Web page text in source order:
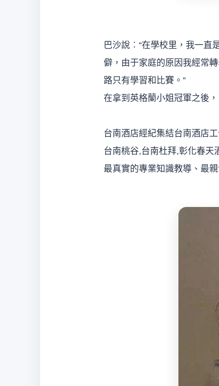
巴沙說︰“在學校里，我一直
僻，由于家庭的原因我經常
路只有學習和比賽。”
在拿到英格蘭小姐冠軍之後
台南酒店經紀集結台南酒店
台南桃谷,台南杜拜,彰化春
最真實的專業知識教導、最